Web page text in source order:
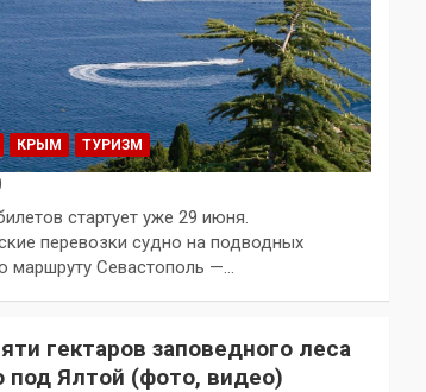
КРЫМ ТУРИЗМ
стартует уже 29 июня.
перевозки судно на подводных
маршруту Севастополь —…
гектаров заповедного леса
под Ялтой (фото, видео)